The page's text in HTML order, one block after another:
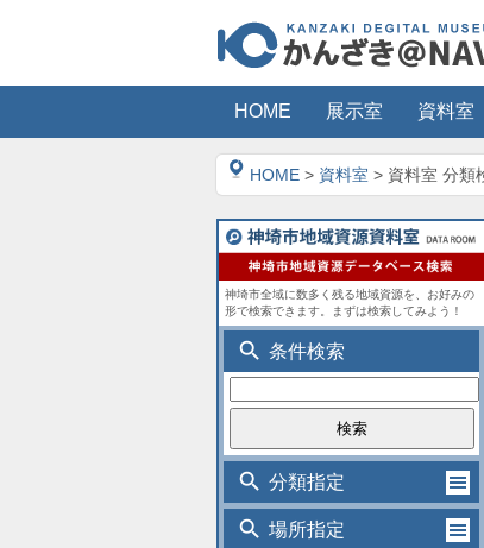
HOME 展示室 資料室
HOME > 資料室 > 資料室 分類
神埼市全域に数多く残る地域資源を、お好みの
形で検索できます。まずは検索してみよう！
search 条件検索
search 分類指定
search 場所指定